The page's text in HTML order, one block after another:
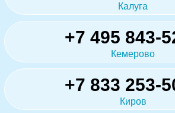
Калуга
+7 495 843-
Кемерово
+7 833 253-
Киров